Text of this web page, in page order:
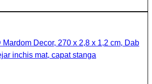
Decor, 270 x 2,8 x 1,2 cm, Dab
inchis mat, capat stanga